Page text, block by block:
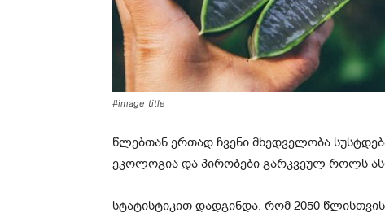
#image_title
წლებთან ერთად ჩვენი მხედველობა
ეკოლოგია და პირობები გარკვეულ როლს
სტატისტიკით დადგინდა, რომ 2050